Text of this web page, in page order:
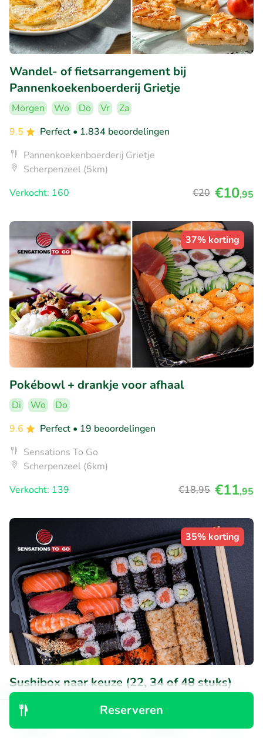
Reserveren
Wandel- of fietsarrangement bij
Pannenkoekenboerderij Grietje
Morgen Wo Do Vr
Za
9.5
Perfect • 1.834 beoordelingen
Pannenkoekenboerderij Grietje
Scherpenzeel (5km)
Verkocht: 160
€20 €10,95
37% korting
Pokébowl + drankje voor afhaal
Di Wo
Do
9.6
Perfect • 19 beoordelingen
Sensations To Go
Scherpenzeel (6km)
Verkocht: 139
€18,95 €11,95
35% korting
Sushibox naar keuze (22, 34 of 48 stuks)
voor afhaal
Di